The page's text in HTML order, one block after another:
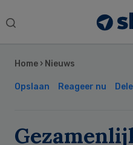
Search
Home › Nieuws
Opslaan Reageer nu
Sidebar